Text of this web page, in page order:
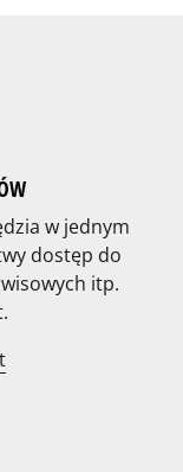
w jednym
dostęp do
itp.